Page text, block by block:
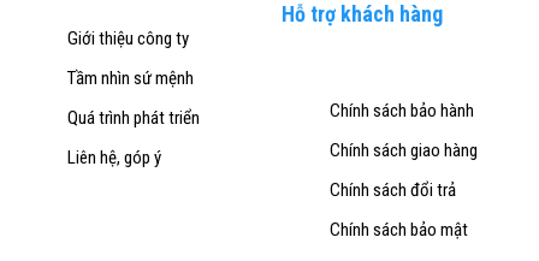
Giới thiệu công ty
Tầm nhìn sứ mệnh
Quá trình phát triển
Liên hệ, góp ý
Hỗ trợ khách hàng
Chính sách bảo hành
Chính sách giao hàng
Chính sách đổi trả
Chính sách bảo mật